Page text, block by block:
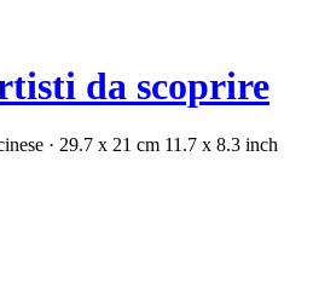
da scoprire
· 29.7 x 21 cm 11.7 x 8.3 inch